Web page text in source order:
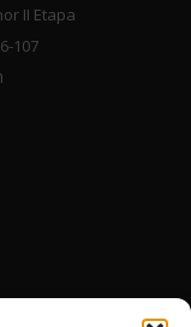
II Etapa
107